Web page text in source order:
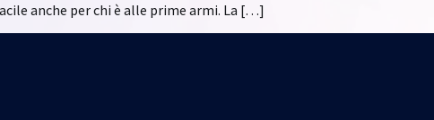
anche per chi è alle prime armi. La […]